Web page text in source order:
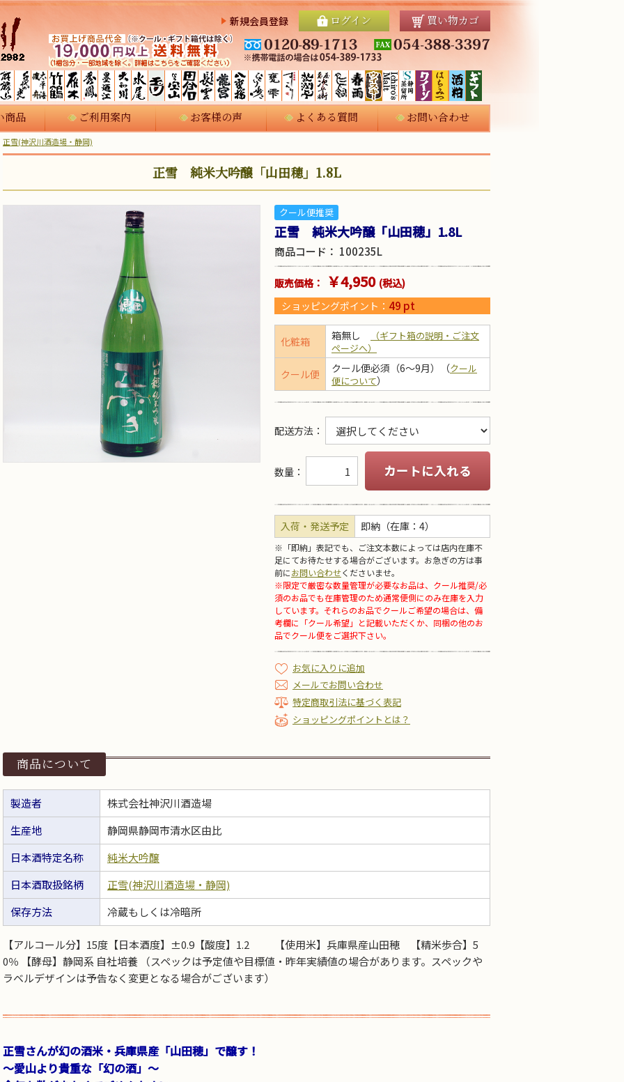
新規会員登録 ログイン 買い物カゴ
商品 ご利用案内 お客様の声 よくある質問 お問い合わせ
正雪(神沢川酒造場・静岡)
正雪 純米大吟醸「山田穂」1.8L
クール便推奨
正雪 純米大吟醸「山田穂」1.8L
商品コード： 100235L
販売価格： ￥4,950 (税込)
ショッピングポイント： 49 pt
化粧箱 箱無し
（ギフト箱の説明・ご注文
ページへ）
クール便 クール便必須（6～9月）（クール
便について）
配送方法 ：
数量： カートに入れる
入荷・発送予定 即納（在庫：4）
※「即納」表記でも、ご注文本数によっては店内在庫不
足にてお待たせする場合がございます。お急ぎの方は事
前にお問い合わせくださいませ。
※限定で厳密な数量管理が必要なお品は、クール推奨/必
須のお品でも在庫管理のため通常便側にのみ在庫を入力
しています。それらのお品でクールご希望の場合は、備
考欄に「クール希望」と記載いただくか、同梱の他のお
品でクール便をご選択下さい。
お気に入りに追加
メールでお問い合わせ
特定商取引法に基づく表記
ショッピングポイントとは？
商品について
製造者
株式会社神沢川酒造場
生産地
静岡県静岡市清水区由比
日本酒特定名称
純米大吟醸
日本酒取扱銘柄
正雪(神沢川酒造場・静岡)
保存方法
冷蔵もしくは冷暗所
【アルコール分】15度【日本酒度】±0.9【酸度】1.2 【使用米】兵庫県産山田穂 【精米歩合】5
0％ 【酵母】静岡系 自社培養 （スペックは予定値や目標値・昨年実績値の場合があります。スペックや
ラベルデザインは予告なく変更となる場合がございます）
正雪さんが幻の酒米・兵庫県産「山田穂」で醸す！
～愛山より貴重な「幻の酒」～